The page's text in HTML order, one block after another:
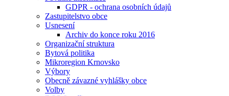
GDPR - ochrana osobních údajů
Zastupitelstvo obce
Usnesení
Archiv do konce roku 2016
Organizační struktura
Bytová politika
Mikroregion Krnovsko
Výbory
Obecně závazné vyhlášky obce
Volby